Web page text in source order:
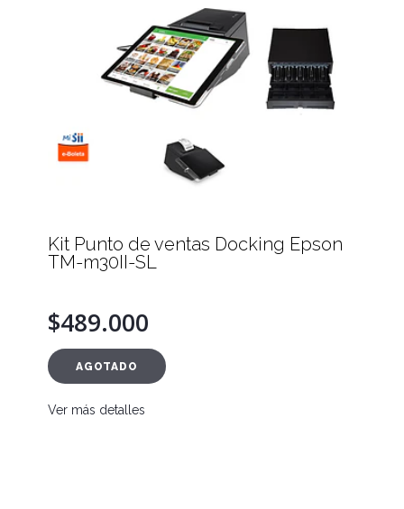
Kit Punto de ventas Docking Epson
TM-m30II-SL
$489.000
AGOTADO
Ver más detalles